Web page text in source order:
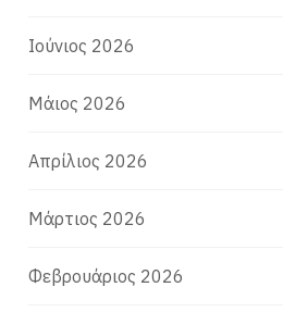
Ιούνιος 2026
Μάιος 2026
Απρίλιος 2026
Μάρτιος 2026
Φεβρουάριος 2026